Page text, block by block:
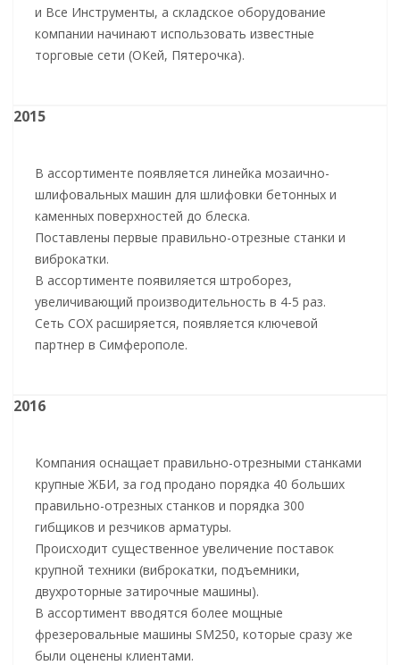
и Все Инструменты, а складское оборудование
компании начинают использовать известные
торговые сети (ОКей, Пятерочка).
2015
В ассортименте появляется линейка мозаично-
шлифовальных машин для шлифовки бетонных и
каменных поверхностей до блеска.
Поставлены первые правильно-отрезные станки и
виброкатки.
В ассортименте появиляется штроборез,
увеличивающий производительность в 4-5 раз.
Сеть СОХ расширяется, появляется ключевой
партнер в Симферополе.
2016
Компания оснащает правильно-отрезными станками
крупные ЖБИ, за год продано порядка 40 больших
правильно-отрезных станков и порядка 300
гибщиков и резчиков арматуры.
Происходит существенное увеличение поставок
крупной техники (виброкатки, подъемники,
двухроторные затирочные машины).
В ассортимент вводятся более мощные
фрезеровальные машины SM250, которые сразу же
были оценены клиентами.